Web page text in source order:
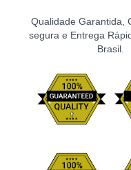
Qualidade Garantida,
segura e Entrega
Brasil.